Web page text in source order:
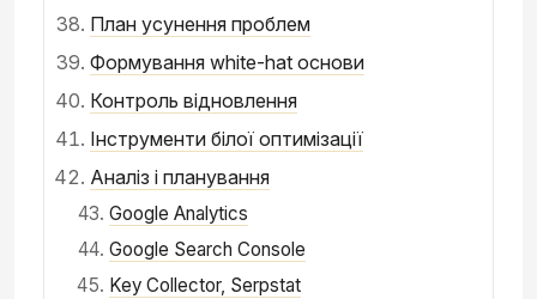
План усунення проблем
Формування white-hat основи
Контроль відновлення
Інструменти білої оптимізації
Аналіз і планування
Google Analytics
Google Search Console
Key Collector, Serpstat